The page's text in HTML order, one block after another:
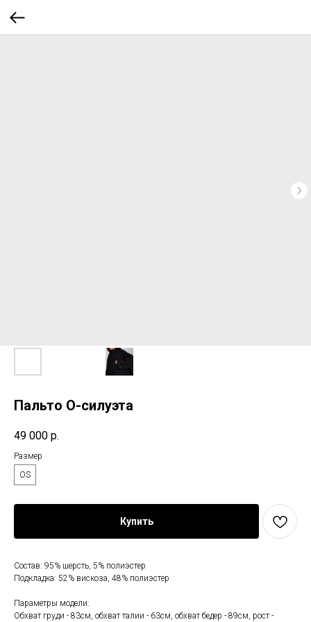
Пальто О-силуэта
49 000 р.
Размер
OS
Купить
Состав: 95% шерсть, 5% полиэстер
Подкладка: 52% вискоза, 48% полиэстер
Параметры модели:
Обхват груди - 83см, обхват талии - 63см, обхват бедер - 89см, рост -